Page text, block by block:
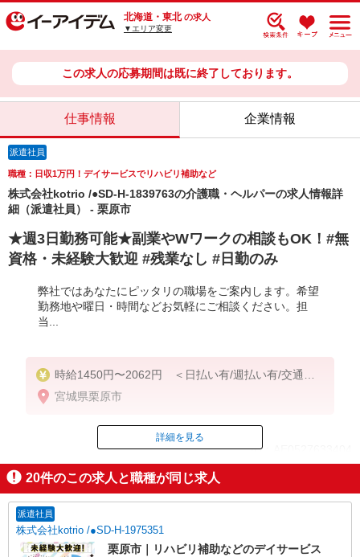
北海道・東北 の求人
▼エリア変更
この求人の応募期間は既に終了しております。
仕事情報 企業情報
派遣社員
職種：日収1万円！デイサービスでリハビリ補助など
株式会社kotrio /●SD-H-1839763の介護職・ヘルパーの求人情報詳
細（派遣社員） - 栗原市
★週3日勤務可能★副業やWワークの相談もOK！#無
資格・未経験大歓迎 #残業なし #日勤のみ
弊社ではあなたにピッタリの職場をご案内します。希望
勤務地や曜日・時間などお気軽にご相談ください。担
当...
時給1450円〜2062円 ＜日払い有/週払い有/交通費
全支給(ガソリン代含む)＞
宮城県栗原市
ID：AE0527633404
掲載期間終了
詳細を見る
20件のこの求人と職種が同じ求人
派遣社員
株式会社kotrio /●SD-H-1975351
栗原市｜リハビリ補助などのデイサービス